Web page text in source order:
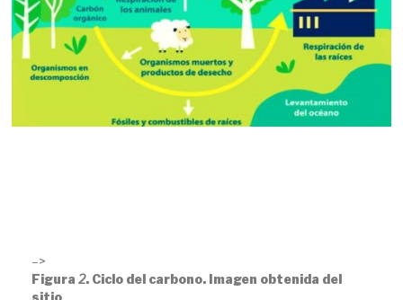
–>
Figura 2. Ciclo del carbono. Imagen obtenida del
sitio